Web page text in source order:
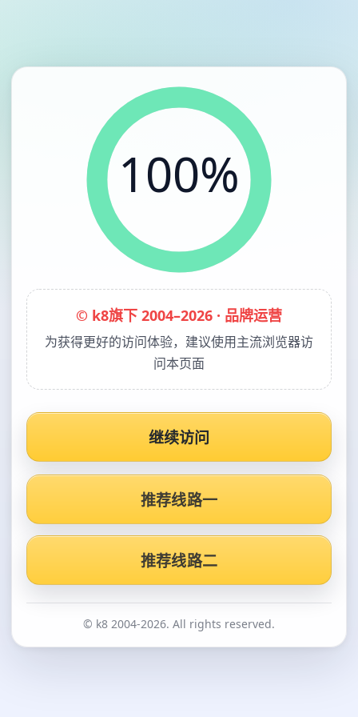
100%
© k8旗下 2004–2026 · 品牌运营
为获得更好的访问体验，建议使用主流浏览器访
问本页面
继续访问
推荐线路一
推荐线路二
© k8 2004-2026. All rights reserved.